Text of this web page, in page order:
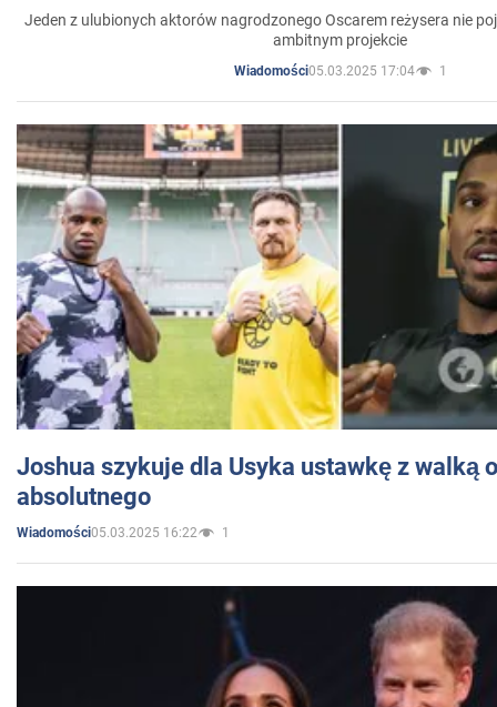
Jeden z ulubionych aktorów nagrodzonego Oscarem reżysera nie
ambitnym projekcie
Wiadomości05.03.2025 17:04 1
Joshua szykuje dla Usyka ustawkę z walką
absolutnego
Wiadomości05.03.2025 16:22 1